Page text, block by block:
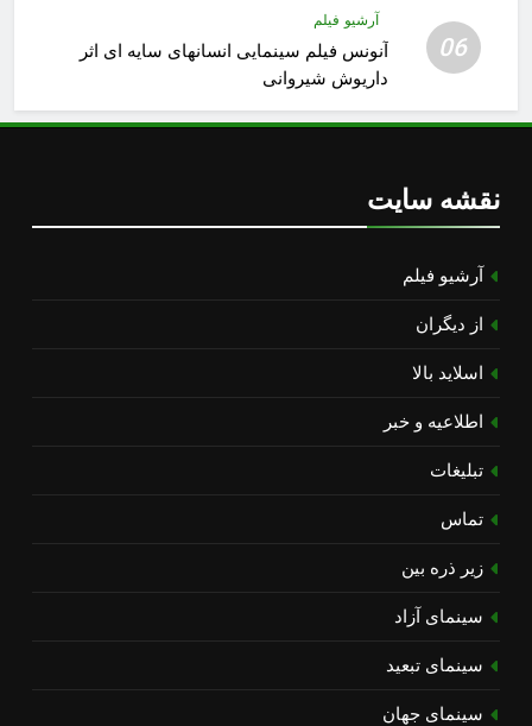
06
آرشیو فیلم
آنونس فیلم سینمایی انسانهای سایه ای اثر
داریوش شیروانی
نقشه سایت
آرشیو فیلم
از دیگران
اسلاید بالا
اطلاعیه و خبر
تبلیغات
تماس
زیر ذره بین
سینمای آزاد
سینمای تبعید
سینمای جهان